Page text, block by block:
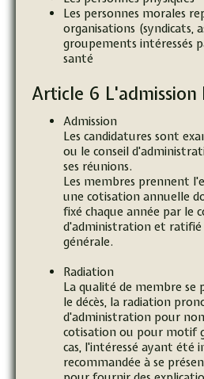
Les personnes morales
organisations (syndicats,
groupements intéressés
santé
Article 6 L'admission
Admission
Les candidatures sont
ou le conseil
ses réunions.
Les membres prennent
une cotisation annuelle
fixé chaque année par le
d'administration et ratifié
générale.
Radiation
La qualité de membre se
le décès, la radiation
d'administration pour
cotisation ou pour motif
cas, l'intéressé ayant été
recommandée à se